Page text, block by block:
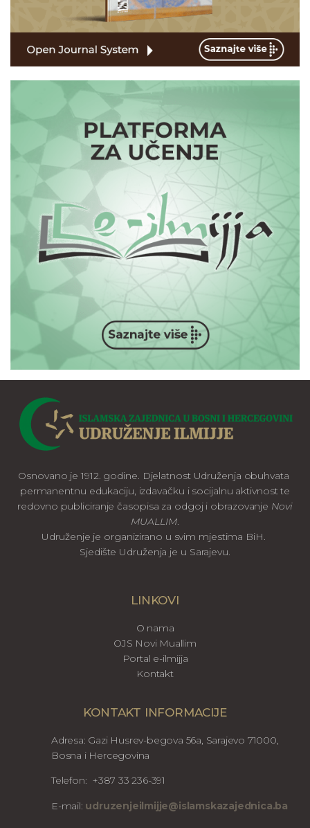
Osnovano je 1912. godine. Djelatnost Udruženja obuhvata
permanentnu edukaciju, izdavačku i socijalnu aktivnost te
redovno publiciranje časopisa za odgoj i obrazovanje Novi
MUALLIM.
Udruženje je organizirano u svim mjestima BiH.
Sjedište Udruženja je u Sarajevu.
LINKOVI
O nama
OJS Novi Muallim
Portal e-ilmijja
Kontakt
KONTAKT INFORMACIJE
Adresa: Gazi Husrev-begova 56a, Sarajevo 71000,
Bosna i Hercegovina
Telefon: +387 33 236-391
E-mail: udruzenjeilmijje@islamskazajednica.ba